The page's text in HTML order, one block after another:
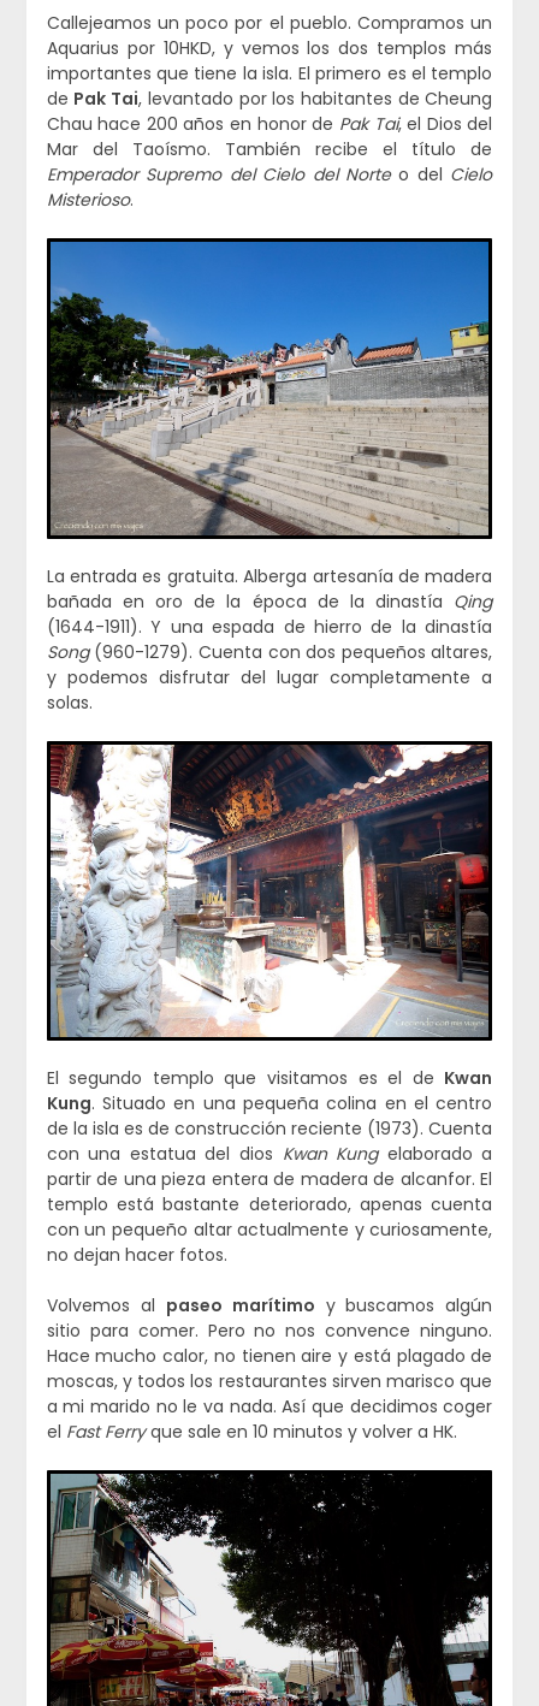
Callejeamos un poco por el pueblo. Compramos un
Aquarius por 10HKD, y vemos los dos templos más
importantes que tiene la isla. El primero es el templo
de Pak Tai, levantado por los habitantes de Cheung
Chau hace 200 años en honor de Pak Tai, el Dios del
Mar del Taoísmo. También recibe el título de
Emperador Supremo del Cielo del Norteo del Cielo
Misterioso.
La entrada es gratuita. Alberga artesanía de madera
bañada en oro de la época de la dinastía Qing
(1644-1911). Y una espada de hierro de la dinastía
Song(960-1279). Cuenta con dos pequeños altares,
y podemos disfrutar del lugar completamente a
solas.
El segundo templo que visitamos es el de Kwan
Kung. Situado en una pequeña colina en el centro
de la isla es de construcción reciente (1973). Cuenta
con una estatua del dios Kwan Kungelaborado a
partir de una pieza entera de madera de alcanfor. El
templo está bastante deteriorado, apenas cuenta
con un pequeño altar actualmente y curiosamente,
no dejan hacer fotos.
Volvemos al paseo marítimo y buscamos algún
sitio para comer. Pero no nos convence ninguno.
Hace mucho calor, no tienen aire y está plagado de
moscas, y todos los restaurantes sirven marisco que
a mi marido no le va nada. Así que decidimos coger
el Fast Ferryque sale en 10 minutos y volver a HK.